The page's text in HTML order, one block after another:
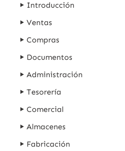
Introducción
Ventas
Compras
Documentos
Administración
Tesorería
Comercial
Almacenes
Fabricación